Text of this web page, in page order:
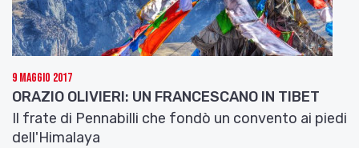
9 Maggio 2017
ORAZIO OLIVIERI: UN FRANCESCANO IN TIBET
Il frate di Pennabilli che fondò un convento ai piedi
dell'Himalaya